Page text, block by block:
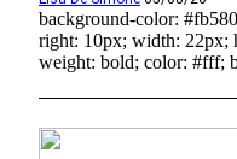
background-color:
right: 10px; width: 22px;
weight: bold; color: #fff;